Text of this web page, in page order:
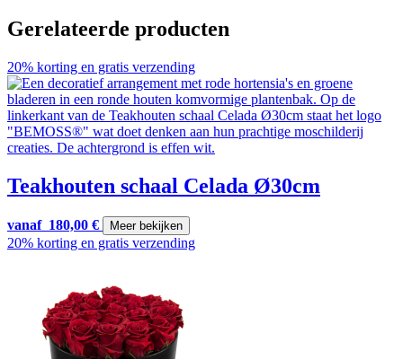
Gerelateerde producten
20% korting en gratis verzending
Teakhouten schaal Celada Ø30cm
vanaf 180,00 € Meer bekijken
20% korting en gratis verzending